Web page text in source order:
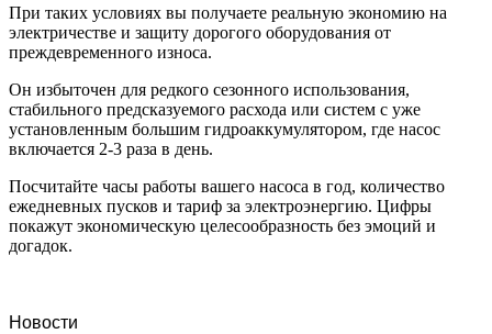
При таких условиях вы получаете реальную экономию на
электричестве и защиту дорогого оборудования от
преждевременного износа.
Он избыточен для редкого сезонного использования,
стабильного предсказуемого расхода или систем с уже
установленным большим гидроаккумулятором, где насос
включается 2-3 раза в день.
Посчитайте часы работы вашего насоса в год, количество
ежедневных пусков и тариф за электроэнергию. Цифры
покажут экономическую целесообразность без эмоций и
догадок.
Новости